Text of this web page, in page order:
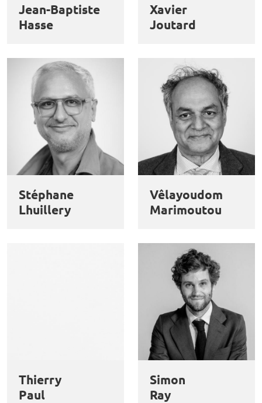
Jean-Baptiste
Hasse
Xavier
Joutard
Stéphane
Lhuillery
Vêlayoudom
Marimoutou
Thierry
Paul
Simon
Ray